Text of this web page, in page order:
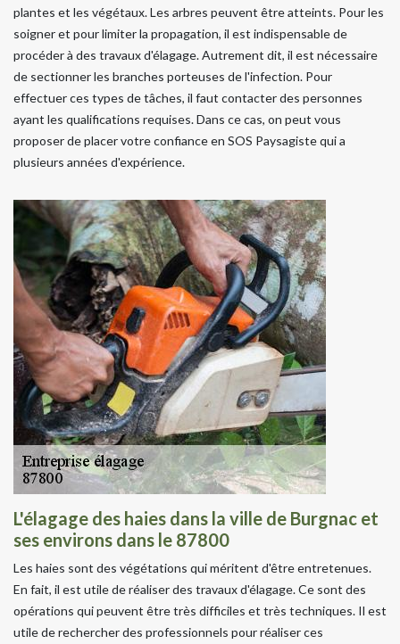
plantes et les végétaux. Les arbres peuvent être atteints. Pour les
soigner et pour limiter la propagation, il est indispensable de
procéder à des travaux d'élagage. Autrement dit, il est nécessaire
de sectionner les branches porteuses de l'infection. Pour
effectuer ces types de tâches, il faut contacter des personnes
ayant les qualifications requises. Dans ce cas, on peut vous
proposer de placer votre confiance en SOS Paysagiste qui a
plusieurs années d'expérience.
L'élagage des haies dans la ville de Burgnac et
ses environs dans le 87800
Les haies sont des végétations qui méritent d'être entretenues.
En fait, il est utile de réaliser des travaux d'élagage. Ce sont des
opérations qui peuvent être très difficiles et très techniques. Il est
utile de rechercher des professionnels pour réaliser ces